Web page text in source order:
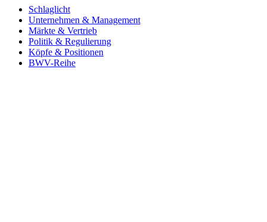
Schlaglicht
Unternehmen & Management
Märkte & Vertrieb
Politik & Regulierung
Köpfe & Positionen
BWV-Reihe